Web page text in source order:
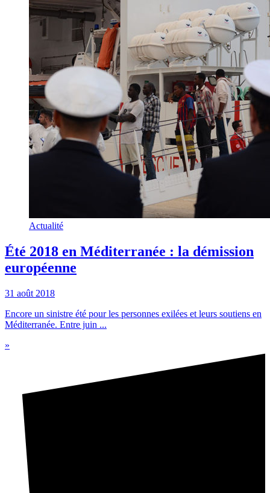
Actualité
Été 2018 en Méditerranée : la démission
européenne
31 août 2018
Encore un sinistre été pour les personnes exilées et leurs soutiens en
Méditerranée. Entre juin ...
»